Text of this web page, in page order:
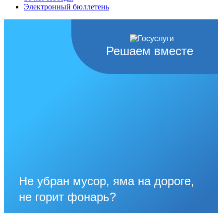
Электронный бюллетень
Решаем вместе
Не убран мусор, яма на дороге,
не горит фонарь?